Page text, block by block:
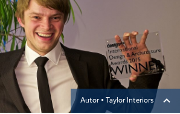
Autor ▪ Taylor Interiors